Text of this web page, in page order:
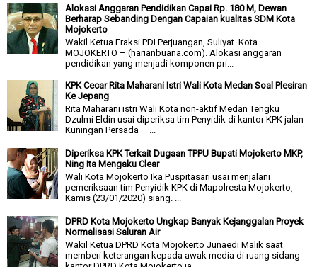
Alokasi Anggaran Pendidikan Capai Rp. 180 M, Dewan
Berharap Sebanding Dengan Capaian kualitas SDM Kota
Mojokerto
Wakil Ketua Fraksi PDI Perjuangan, Suliyat. Kota
MOJOKERTO – (harianbuana.com). Alokasi anggaran
pendidikan yang menjadi komponen pri...
KPK Cecar Rita Maharani Istri Wali Kota Medan Soal Plesiran
Ke Jepang
Rita Maharani istri Wali Kota non-aktif Medan Tengku
Dzulmi Eldin usai diperiksa tim Penyidik di kantor KPK jalan
Kuningan Persada – ...
Diperiksa KPK Terkait Dugaan TPPU Bupati Mojokerto MKP,
Ning Ita Mengaku Clear
Wali Kota Mojokerto Ika Puspitasari usai menjalani
pemeriksaan tim Penyidik KPK di Mapolresta Mojokerto,
Kamis (23/01/2020) siang. ...
DPRD Kota Mojokerto Ungkap Banyak Kejanggalan Proyek
Normalisasi Saluran Air
Wakil Ketua DPRD Kota Mojokerto Junaedi Malik saat
memberi keterangan kepada awak media di ruang sidang